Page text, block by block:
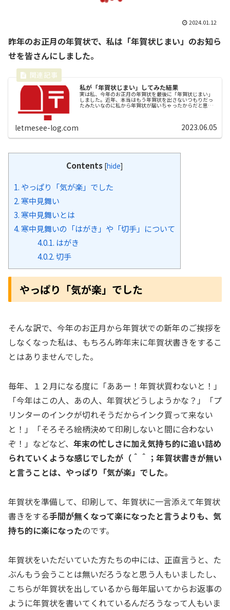
2024.01.12
昨年のお正月の年賀状で、私は「年賀状じまい」のお知ら
せを皆さんにしました。
私が「年賀状じまい」してみた結果
実は私、今年のお正月の年賀状を最後に「年賀状じまい」
しました。近年、本当はもう年賀状を出さないつもりだっ
たみたいなのに私から年賀状が届いちゃったからだと思う
letmesee-log.com 2023.06.05
Contents [hide]
1. やっぱり「気が楽」でした
2.寒中見舞い
3.寒中見舞いとは
4.寒中見舞いの「はがき」や「切手」について
4.0.1. はがき
4.0.2.切手
やっぱり「気が楽」でした
そんな訳で、今年のお正月から年賀状での新年のご挨拶を
しなくなった私は、もちろん昨年末に年賀状書きをするこ
とはありませんでした。
毎年、１２月になる度に「ああー！年賀状買わないと！」
「今年はこの人、あの人、年賀状どうしようかな？」「プ
リンターのインクが切れそうだからインク買って来ない
と！」「そろそろ絵柄決めて印刷しないと間に合わない
ぞ！」などなど、 年末の忙しさに加え気持ち的に追い詰め
られていくような感じでしたが（＾＾；年賀状書きが無い
と言うことは、やっぱり「気が楽」でした。
年賀状を準備して、印刷して、年賀状に一言添えて年賀状
書きをする手間が無くなって楽になったと言うよりも、気
持ち的に楽になったのです。
年賀状をいただいていた方たちの中には、正直言うと、た
ぶんもう会うことは無いだろうなと思う人もいましたし、
こちらが年賀状を出しているから毎年届いてからお返事の
ように年賀状を書いてくれているんだろうなって人もいま